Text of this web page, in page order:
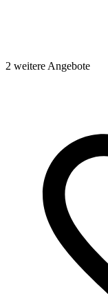
2 weitere Angebote